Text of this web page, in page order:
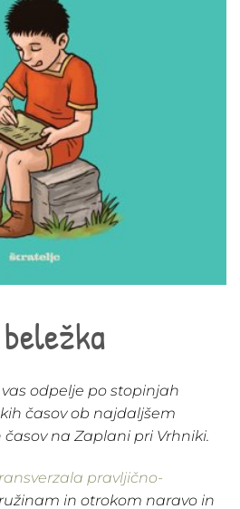
odpelje po stopinjah
časov ob najdaljšem
na Zaplani pri Vrhniki.
pravljično-
in otrokom naravo in